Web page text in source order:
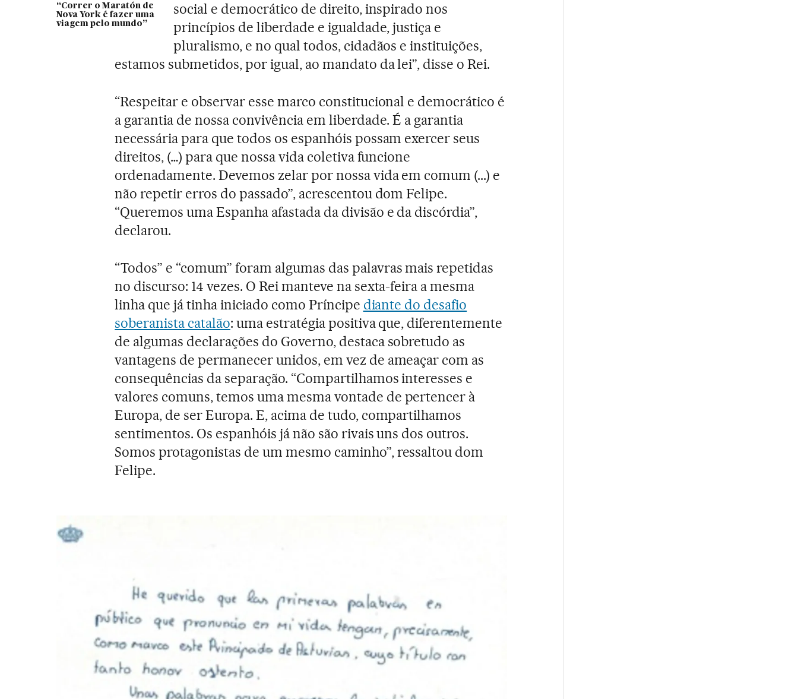
“Correr o Maratón de
Nova York é fazer uma
viagem pelo mundo”
social e democrático de direito, inspirado nos
princípios de liberdade e igualdade, justiça e
pluralismo, e no qual todos, cidadãos e instituições,
estamos submetidos, por igual, ao mandato da lei”, disse o Rei.
“Respeitar e observar esse marco constitucional e democrático é
a garantia de nossa convivência em liberdade. É a garantia
necessária para que todos os espanhóis possam exercer seus
direitos, (…) para que nossa vida coletiva funcione
ordenadamente. Devemos zelar por nossa vida em comum (...) e
não repetir erros do passado”, acrescentou dom Felipe.
“Queremos uma Espanha afastada da divisão e da discórdia”,
declarou.
“Todos” e “comum” foram algumas das palavras mais repetidas
no discurso: 14 vezes. O Rei manteve na sexta-feira a mesma
linha que já tinha iniciado como Príncipe diante do desafio
soberanista catalão: uma estratégia positiva que, diferentemente
de algumas declarações do Governo, destaca sobretudo as
vantagens de permanecer unidos, em vez de ameaçar com as
consequências da separação. “Compartilhamos interesses e
valores comuns, temos uma mesma vontade de pertencer à
Europa, de ser Europa. E, acima de tudo, compartilhamos
sentimentos. Os espanhóis já não são rivais uns dos outros.
Somos protagonistas de um mesmo caminho”, ressaltou dom
Felipe.